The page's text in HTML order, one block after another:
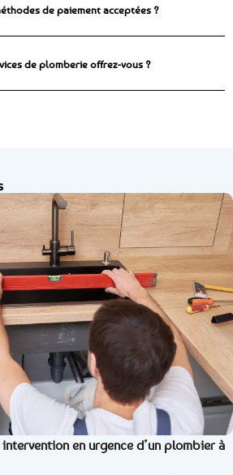
de paiement acceptées ?
de plomberie offrez-vous ?
intervention en urgence d’un plombier à